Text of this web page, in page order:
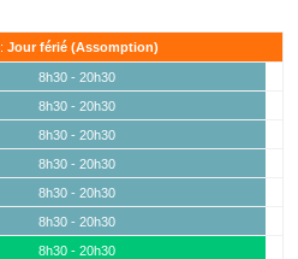
Jour férié (Assomption)
8h30 - 20h30
8h30 - 20h30
8h30 - 20h30
8h30 - 20h30
8h30 - 20h30
8h30 - 20h30
8h30 - 20h30